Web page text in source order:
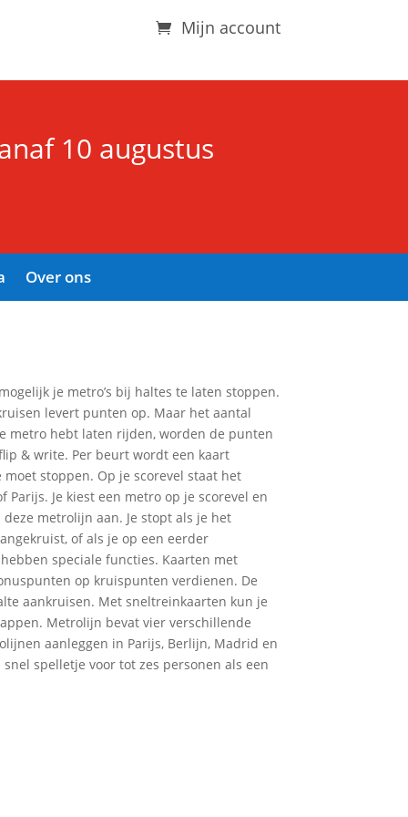
Mijn account
10 augustus
Over ons
je metro’s bij haltes te laten stoppen.
levert punten op. Maar het aantal
metro hebt laten rijden, worden de punten
& write. Per beurt wordt een kaart
stoppen. Op je scorevel staat het
Je kiest een metro op je scorevel en
metrolijn aan. Je stopt als je het
of als je op een eerder
speciale functies. Kaarten met
op kruispunten verdienen. De
aankruisen. Met sneltreinkaarten kun je
Metrolijn bevat vier verschillende
aanleggen in Parijs, Berlijn, Madrid en
spelletje voor tot zes personen als een